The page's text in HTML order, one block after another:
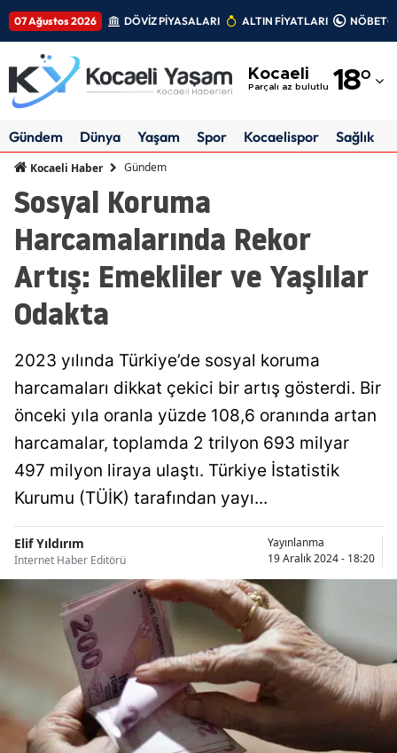
07 Ağustos 2026 DÖVİZ PİYASALARI ALTIN FİYATLARI
Kocaeli
Parçalı az bulutlu 18°
Adıyaman
Ankara
Antalya
Balıkesir
Bilecik
Bingöl
Bolu
Burdur
Bursa
Çanakkale
Çankırı
Çorum
Denizli
Gündem Dünya Yaşam Spor Kocaelispor Sağlık
Kocaeli Haber Gündem
Sosyal Koruma
Harcamalarında Rekor
Artış: Emekliler ve Yaşlılar
Odakta
2023 yılında Türkiye’de sosyal koruma
harcamaları dikkat çekici bir artış gösterdi. Bir
önceki yıla oranla yüzde 108,6 oranında artan
harcamalar, toplamda 2 trilyon 693 milyar
497 milyon liraya ulaştı. Türkiye İstatistik
Kurumu (TÜİK) tarafından yayı...
Elif Yıldırım
İnternet Haber Editörü
Yayınlanma
19 Aralık 2024 - 18:20